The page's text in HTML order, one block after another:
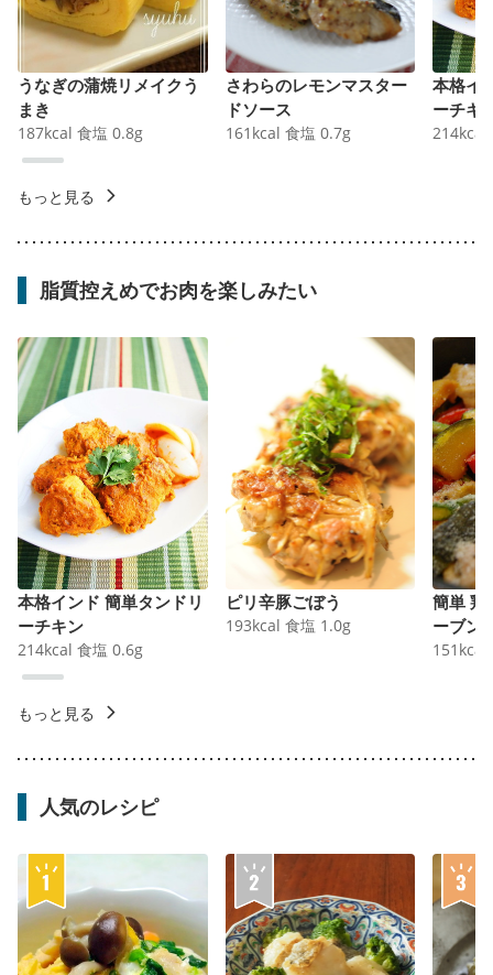
うなぎの蒲焼リメイクう
まき
187kcal 食塩 0.8g
さわらのレモンマスター
ドソース
161 kcal 食塩 0.7g
本格イ
ーチキ
214kcal
もっと見る
脂質控えめでお肉を楽しみたい
本格インド 簡単タンドリ
ーチキン
214kcal 食塩 0.6g
ピリ辛豚ごぼう
193kcal 食塩 1.0g
簡単 鶏
ーブン
151 kcal
もっと見る
人気のレシピ